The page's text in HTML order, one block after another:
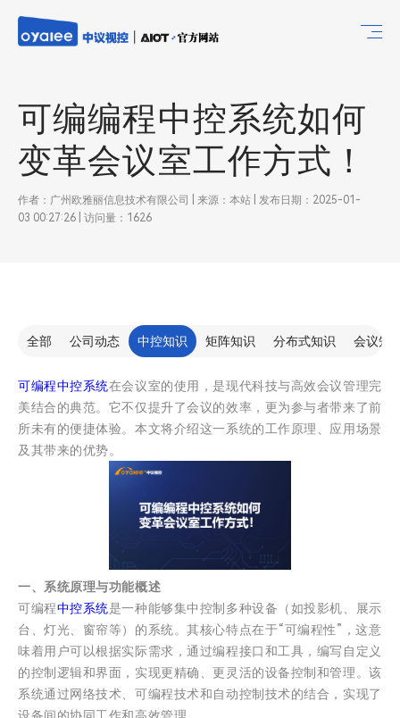
可编编程中控系统如何
变革会议室工作方式！
作者：广州欧雅丽信息技术有限公司 | 来源：本站 | 发布日期：2025-01-
03 00:27:26 | 访问量：1626
全部 公司动态 中控知识 矩阵知识 分布式知识 会议知
可编程中控系统在会议室的使用，是现代科技与高效会议管理完
美结合的典范。它不仅提升了会议的效率，更为参与者带来了前
所未有的便捷体验。本文将介绍这一系统的工作原理、应用场景
及其带来的优势。
一、系统原理与功能概述
可编程中控系统是一种能够集中控制多种设备（如投影机、展示
台、灯光、窗帘等）的系统。其核心特点在于“可编程性”，这意
味着用户可以根据实际需求，通过编程接口和工具，编写自定义
的控制逻辑和界面，实现更精确、更灵活的设备控制和管理。该
系统通过网络技术、可编程技术和自动控制技术的结合，实现了